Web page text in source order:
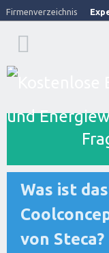
Firmenverzeichnis
Was ist
von Steca?